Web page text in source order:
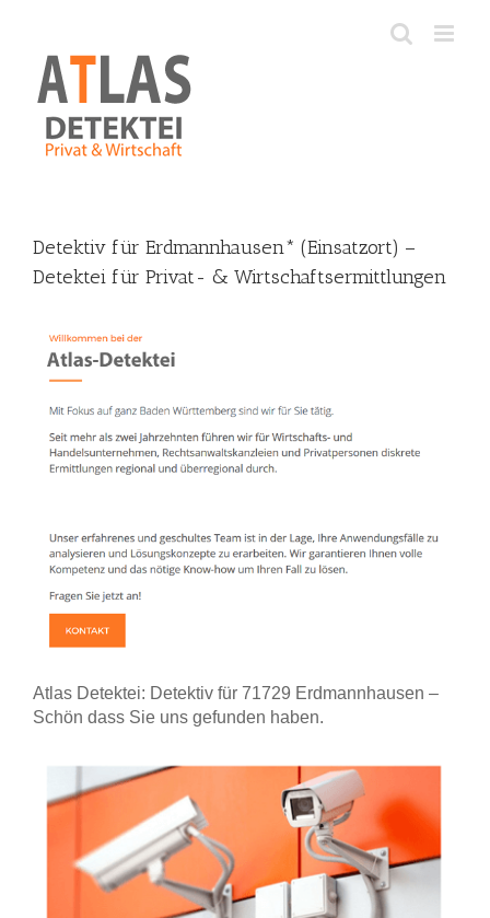
content
Detektiv für Erdmannhausen* (Einsatzort) –
Detektei für Privat- & Wirtschaftsermittlungen
Atlas Detektei: Detektiv für 71729 Erdmannhausen –
Schön dass Sie uns gefunden haben.